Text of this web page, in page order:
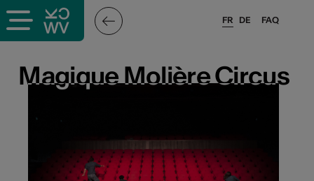
FAQ
FR DE
Magique Molière Circus
Magique Molière Circus